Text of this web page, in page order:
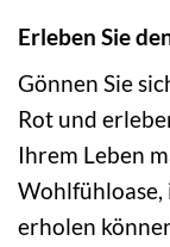
Erleben Sie
Gönnen Sie
Rot und
Ihrem Leben
Wohlfühloase,
erholen